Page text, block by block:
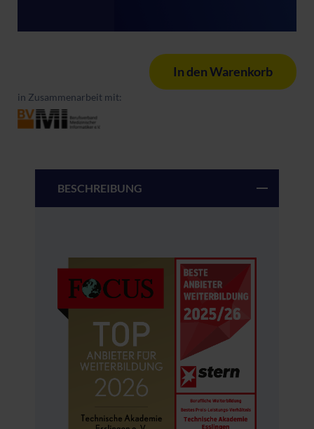
In den Warenkorb
in Zusammenarbeit mit:
BESCHREIBUNG